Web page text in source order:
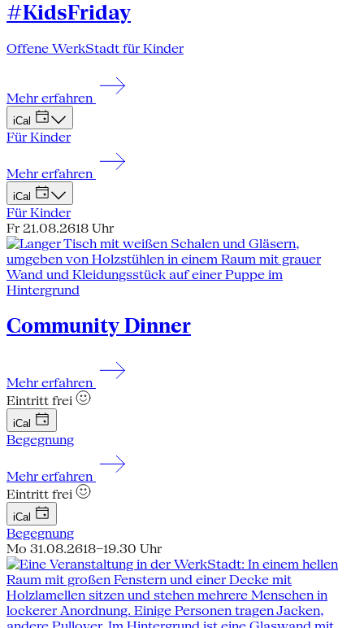
#KidsFriday
Offene WerkStadt für Kinder
Mehr erfahren
iCal
Für Kinder
Mehr erfahren
iCal
Für Kinder
Fr 21.08.2618 Uhr
Community Dinner
Mehr erfahren
Eintritt frei
iCal
Begegnung
Mehr erfahren
Eintritt frei
iCal
Begegnung
Mo 31.08.2618–19.30 Uhr